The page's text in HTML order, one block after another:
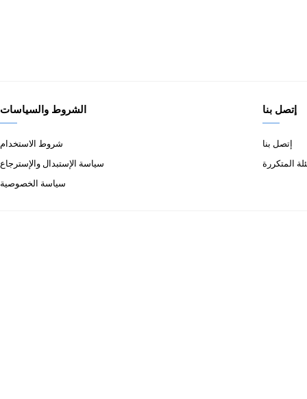
الشروط والسياسات
شروط الاستخدام
سياسة الإستبدال والإسترجاع
سياسة الخصوصية
إتصل بنا
إتصل بنا
المتكررة